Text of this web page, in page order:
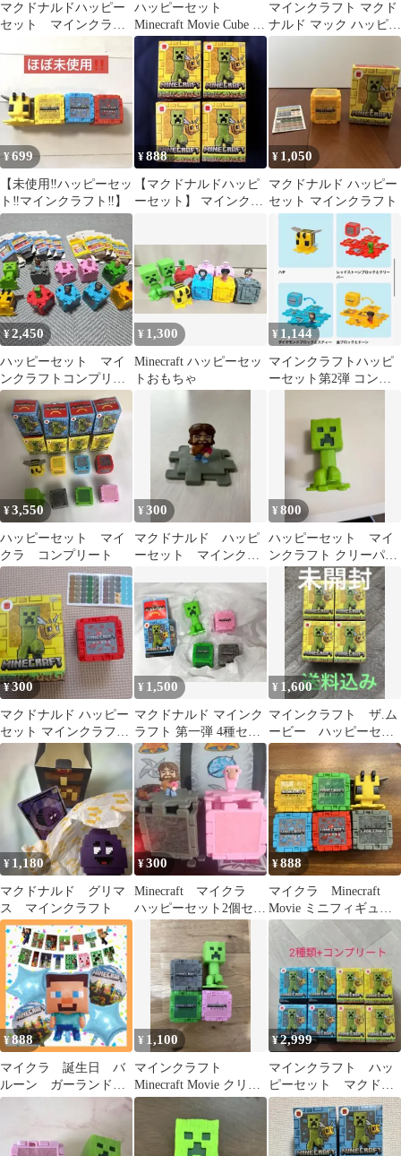
マクドナルドハッピー
セット マインクラフ
ハッピーセット
Minecraft Movie Cube 多
色パレット付き
マインクラフト マクド
ナルド マック ハッピー
セット マイクラ ムービ
¥699
【未使用‼️ハッピーセッ
ト‼️マインクラフト‼️】
¥888
【マクドナルドハッピ
ーセット】 マインクラ
¥ 1,050
マクドナルド ハッピー
セット マインクラフト
¥2,450
ハッピーセット マイ
ンクラフトコンプリー
トセット 箱つき
¥ 1,300
Minecraft ハッピーセッ
トおもちゃ
¥ 1,144
マインクラフトハッピ
ーセット第2弾 コンプ
¥3,550
ハッピーセット マイ
クラ コンプリート
¥300
マクドナルド ハッピ
ーセット マインクラ
¥800
ハッピーセット マイ
ンクラフト クリーパー
フィギュア
¥ 300
マクドナルド ハッピー
セット マインクラフト
クリーパー
¥ 1,500
マクドナルド マインク
ラフト 第一弾 4種セッ
ト：ハッピーセット マ
イクラ
¥ 1,600
マインクラフト ザ.ム
ービー ハッピーセッ
ト第2弾コンプリート
¥ 1,180
マクドナルド グリマ
ス マインクラフト
¥300
Minecraft マイクラ
ハッピーセット2個セッ
¥888
マイクラ Minecraft
Movie ミニフィギュア
マクドナルド
¥888
マイクラ 誕生日 バ
ルーン ガーランド
飾りつけ マインクラ
¥ 1,100
マインクラフト
Minecraft Movie クリー
パー ハッピーセット
¥2,999
マインクラフト ハッ
ピーセット マクドナ
ルド 6種類8個セット